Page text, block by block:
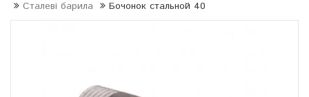
Сталеві барила
Бочонок стальной 40